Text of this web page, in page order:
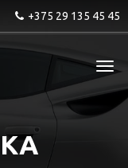
+375 29 135 45 45